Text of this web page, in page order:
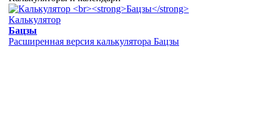
Калькулятор
Бацзы
Расширенная версия калькулятора Бацзы